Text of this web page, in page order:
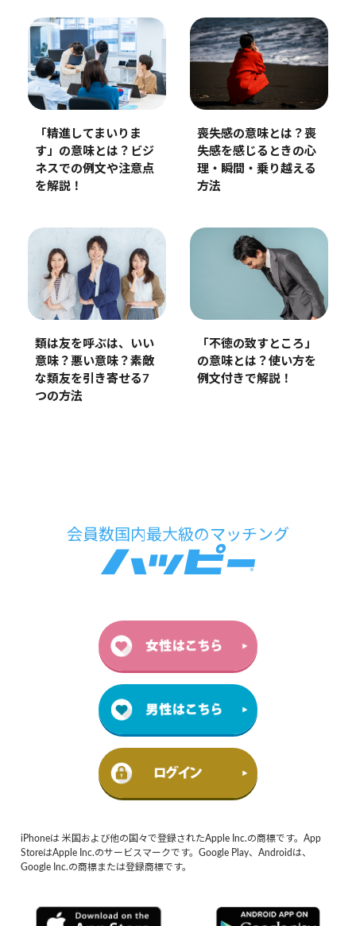
「精進してまいりま
す」の意味とは？ビジ
ネスでの例文や注意点
を解説！
喪失感の意味とは？喪
失感を感じるときの心
理・瞬間・乗り越える
方法
類は友を呼ぶは、いい
意味？悪い意味？素敵
な類友を引き寄せる7
つの方法
「不徳の致すところ」
の意味とは？使い方を
例文付きで解説！
iPhoneは 米国および他の国々で登録されたApple Inc.の商標です。App
StoreはApple Inc.のサービスマークです。Google Play、Androidは、
Google Inc.の商標または登録商標です。